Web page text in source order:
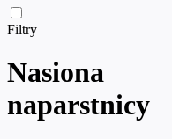
Filtry
Nasiona
naparstnicy